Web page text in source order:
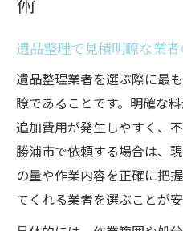
遺品整理で見積明瞭な業
遺品整理業者を選ぶ際に最
瞭であることです。明確な
追加費用が発生しやすく、
勝浦市で依頼する場合は、
の量や作業内容を正確に把
てくれる業者を選ぶことが